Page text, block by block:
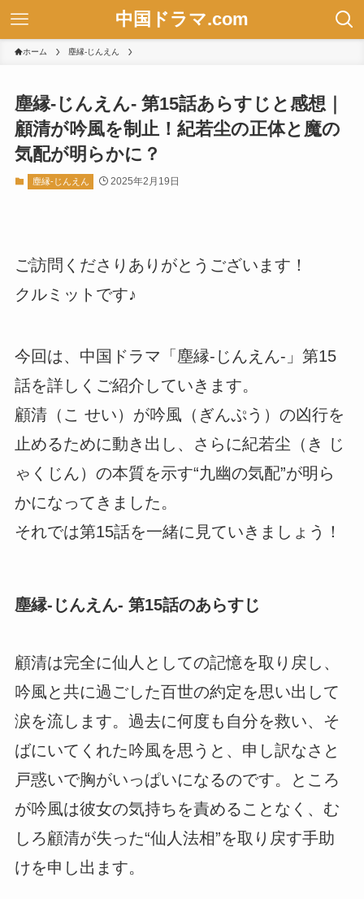
中国ドラマ.com
ホーム 塵縁-じんえん
塵縁-じんえん- 第15話あらすじと感想｜
顧清が吟風を制止！紀若尘の正体と魔の
気配が明らかに？
塵縁-じんえん 2025年2月19日
ご訪問くださりありがとうございます！
クルミットです♪
今回は、中国ドラマ「塵縁-じんえん-」第15
話を詳しくご紹介していきます。
顧清（こ せい）が吟風（ぎんぷう）の凶行を
止めるために動き出し、さらに紀若尘（き じ
ゃくじん）の本質を示す“九幽の気配”が明ら
かになってきました。
それでは第15話を一緒に見ていきましょう！
塵縁-じんえん- 第15話のあらすじ
顧清は完全に仙人としての記憶を取り戻し、
吟風と共に過ごした百世の約定を思い出して
涙を流します。過去に何度も自分を救い、そ
ばにいてくれた吟風を思うと、申し訳なさと
戸惑いで胸がいっぱいになるのです。ところ
が吟風は彼女の気持ちを責めることなく、む
しろ顧清が失った“仙人法相”を取り戻す手助
けを申し出ます。